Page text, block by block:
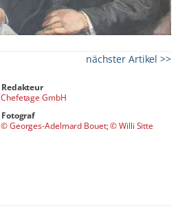
nächster Artikel >>
Redakteur
Chefetage GmbH
Fotograf
© Georges-Adelmard Bouet; © Willi Sitte